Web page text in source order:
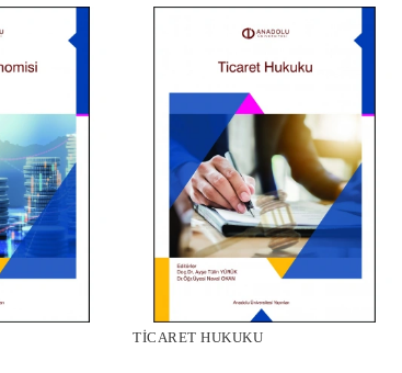
TİCARET HUKUKU